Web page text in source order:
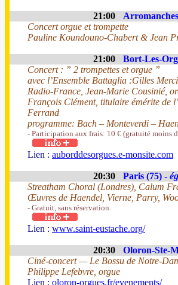
21:00
Concert orgue et trompette
Pauline Koundouno-Chabert & Jean
21:00 Bort-Les-
Concert : ” 2 trompettes et orgue ”
avec l’Ensemble Battaglia :Gilles
Radio-France, Jean-Marie Cousinié,
François Clément, titulaire émérite de
Ferrand
programme: Bach – Monteverdi –
- Participation aux frais: 10 € (gratuité moins
Lien : auborddesorgues.e-monsite.com
20:30 Paris (75) -
Streatham Choral (Londres), Calum
Œuvres de Haendel, Vierne, Parry,
- Gratuit, sans réservation.
Lien : www.saint-eustache.org/
20:30 Oloron-Ste-
Ciné-concert — Le Bossu de Notre-
Philippe Lefebvre, orgue
Lien : oloron-orgues.fr/evenements/